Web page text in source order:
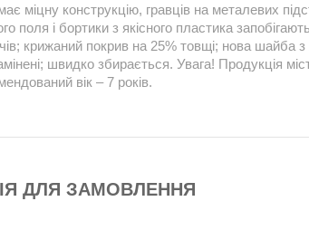
міцну конструкцію, гравців на металевих
поля і бортики з якісного пластика
крижаний покрив на 25% товщі; нова шайба
швидко збирається. Увага! Продукція
вік – 7 років.
ДЛЯ ЗАМОВЛЕННЯ